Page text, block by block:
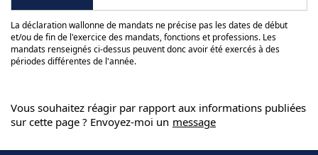
La déclaration wallonne de mandats ne précise pas les dates de début
et/ou de fin de l'exercice des mandats, fonctions et professions. Les
mandats renseignés ci-dessus peuvent donc avoir été exercés à des
périodes différentes de l'année.
Vous souhaitez réagir par rapport aux informations publiées
sur cette page ? Envoyez-moi un message